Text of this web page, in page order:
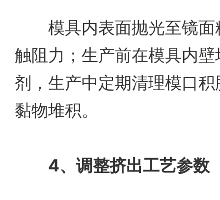
模具内表面抛光至镜面
触阻力；生产前在模具内
剂，生产中定期清理模口
黏物堆积。
4、调整挤出工艺参数